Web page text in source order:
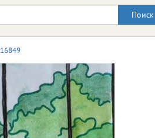
16849